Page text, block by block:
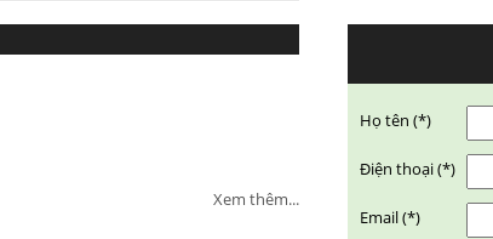
Xem thêm...
Họ tên (*)
Điện thoại (*)
Email (*)